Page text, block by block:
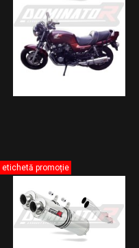
etichetă promoție